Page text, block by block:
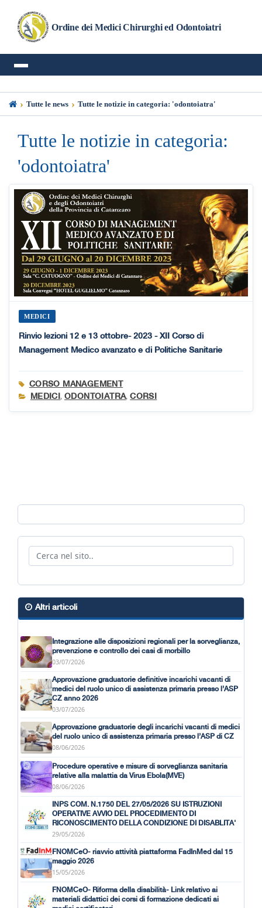
Ordine dei Medici Chirurghi ed Odontoiatri
› Tutte le news › Tutte le notizie in categoria: 'odontoiatra'
Tutte le notizie in categoria:
'odontoiatra'
MEDICI
Rinvio lezioni 12 e 13 ottobre- 2023 - XII Corso di
Management Medico avanzato e di Politiche Sanitarie
CORSO MANAGEMENT
MEDICI,ODONTOIATRA,CORSI
Altri articoli
Integrazione alle disposizioni regionali per la sorveglianza,
prevenzione e controllo dei casi di morbillo
03/07/2026
Approvazione graduatorie definitive incarichi vacanti di
medici del ruolo unico di assistenza primaria presso l’ASP
CZ anno 2026
03/07/2026
Approvazione graduatorie degli incarichi vacanti di medici
del ruolo unico di assistenza primaria presso l’ASP di CZ
08/06/2026
Procedure operative e misure di sorveglianza sanitaria
relative alla malattia da Virus Ebola(MVE)
08/06/2026
INPS COM. N.1750 DEL 27/05/2026 SU ISTRUZIONI
OPERATIVE AVVIO DEL PROCEDIMENTO DI
RICONOSCIMENTO DELLA CONDIZIONE DI DISABLITA'
29/05/2026
FNOMCeO- riavvio attività piattaforma FadInMed dal 15
maggio 2026
15/05/2026
FNOMCeO- Riforma della disabilità- Link relativo ai
materiali didattici dei corsi di formazione dedicati ai